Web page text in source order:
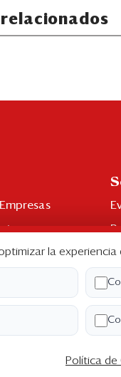
Finanzasla experiencia
Política de